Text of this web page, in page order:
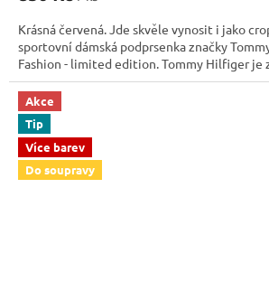
Krásná červená. Jde skvěle vynosit i jako
sportovní dámská podprsenka značky
Fashion - limited edition. Tommy Hilfiger je
Akce
Tip
Více barev
Do soupravy